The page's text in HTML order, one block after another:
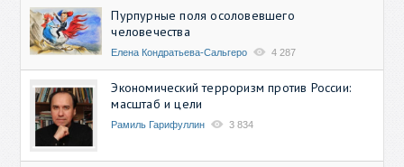
Пурпурные поля осоловевшего
человечества
Елена Кондратьева-Сальгеро 4 287
Экономический терроризм против России:
масштаб и цели
Рамиль Гарифуллин 3 834